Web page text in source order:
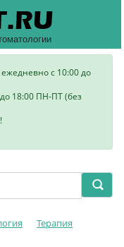
с 10:00 до
18:00 ПН-ПТ (без
Терапия